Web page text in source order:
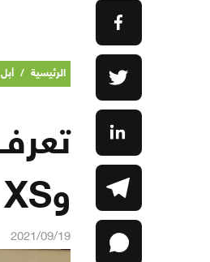
الرئيسية / أبل
وXS
2021/09/19